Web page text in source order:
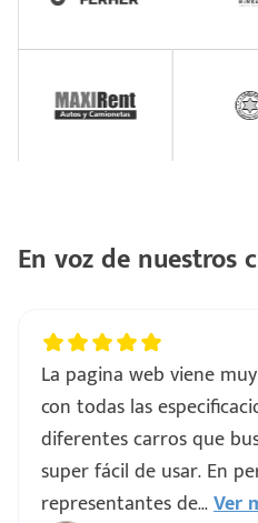
En voz de nuestros
La pagina web viene
con todas las
diferentes carros que
super fácil de usar. En
representantes de...Ver